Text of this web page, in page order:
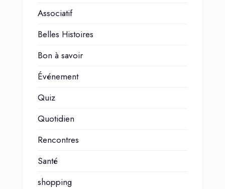
Associatif
Belles Histoires
Bon à savoir
Événement
Quiz
Quotidien
Rencontres
Santé
shopping